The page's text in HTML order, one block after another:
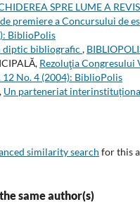
SPRE LUME A
premiere a Concursului de
BiblioPolis
diptic bibliografic ,
Rezoluţia
12 No. 4 (2004): BiblioPolis
Un parteneriat
similarity search for this
same author(s)